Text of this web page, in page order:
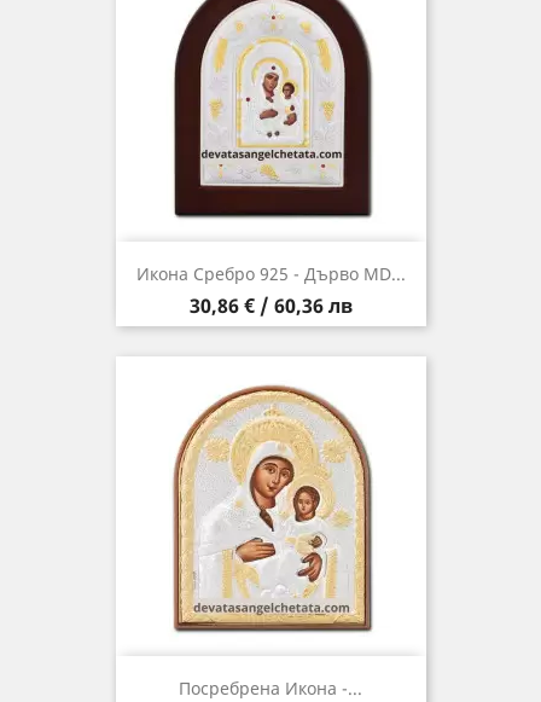
Икона Сребро 925 - Дърво MD...
Цена
30,86 € / 60,36 лв
Посребрена Икона -...